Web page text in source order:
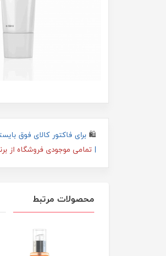
🛍
| تمامی موجودی فروشگاه از
محصولات مرتبط